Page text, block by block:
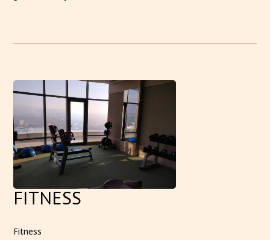
FITNESS
Fitness